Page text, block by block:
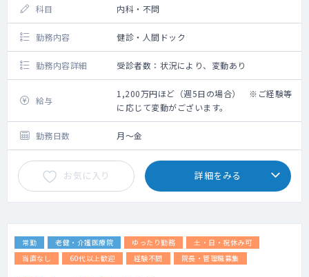
科目 内科・不問
勤務内容 健診・人間ドック
勤務内容詳細 受診者数：状況により、変動あり
給与
1,200万円ほど（週5日の場合） ※ご経験等
に応じて変動がございます。
勤務日数 月～金
お気に入り 詳細をみる
常勤 老健・介護医療院 ゆったり勤務
土・日・祝休み可
当直なし
60代以上歓迎 経験不問 院長・管理職募集